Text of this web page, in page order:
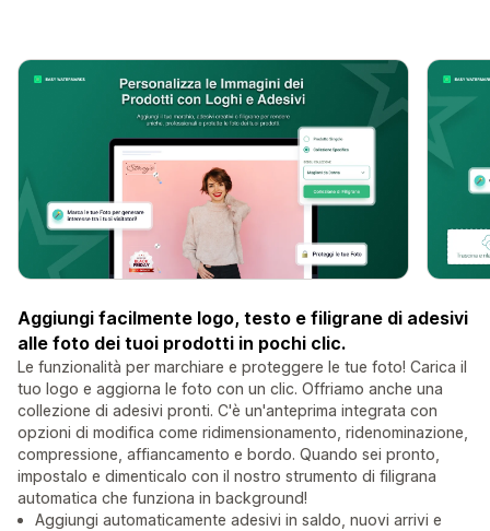
Aggiungi facilmente logo, testo e filigrane di adesivi
alle foto dei tuoi prodotti in pochi clic.
Le funzionalità per marchiare e proteggere le tue foto! Carica il
tuo logo e aggiorna le foto con un clic. Offriamo anche una
collezione di adesivi pronti. C'è un'anteprima integrata con
opzioni di modifica come ridimensionamento, ridenominazione,
compressione, affiancamento e bordo. Quando sei pronto,
impostalo e dimenticalo con il nostro strumento di filigrana
automatica che funziona in background!
Aggiungi automaticamente adesivi in ​​saldo, nuovi arrivi e